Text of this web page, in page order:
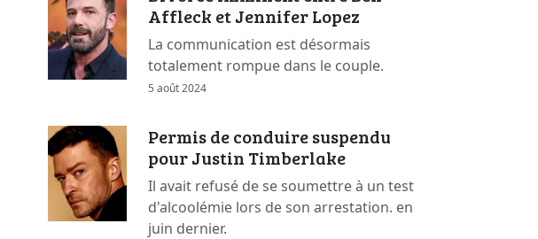
Affleck et Jennifer Lopez
La communication est désormais
totalement rompue dans le couple.
5 août 2024
Permis de conduire suspendu
pour Justin Timberlake
Il avait refusé de se soumettre à un test
d'alcoolémie lors de son arrestation. en
juin dernier.